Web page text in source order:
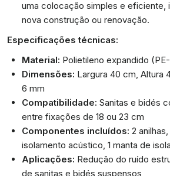
uma colocação simples e eficiente,
nova construção ou renovação.
Especificações técnicas:
Material: Polietileno expandido
Dimensões: Largura 40 cm, Altura
6 mm
Compatibilidade: Sanitas e bidés
entre fixações de 18 ou 23 cm
Componentes incluídos: 2
isolamento acústico, 1 manta de
Aplicações: Redução do ruído
de sanitas e bidés suspensos